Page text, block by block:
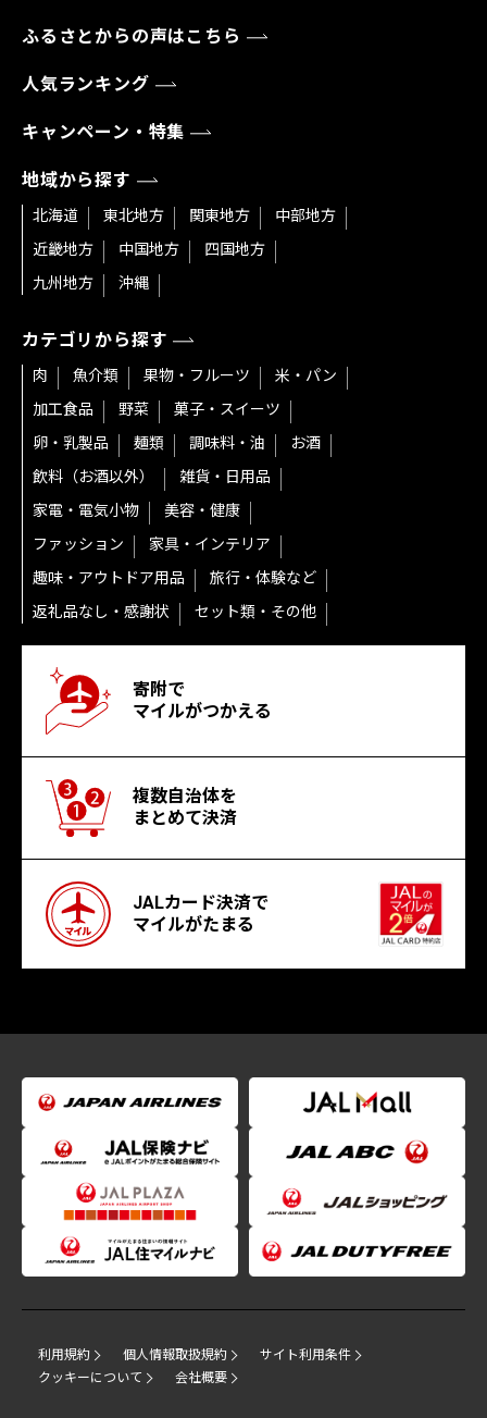
ふるさとからの声はこちら
人気ランキング
キャンペーン・特集
地域から探す
北海道 東北地方 関東地方
中部地方
近畿地方
中国地方
四国地方
九州地方
沖縄
カテゴリから探す
肉 魚介類 果物・フルーツ
米・パン
加工食品
野菜
菓子・スイーツ
卵・乳製品
麺類 調味料・油
お酒
飲料（お酒以外）
雑貨・日用品
家電・電気小物
美容・健康
ファッション
家具・インテリア
趣味・アウトドア用品
旅行・体験など
返礼品なし・感謝状
セット類・その他
寄附で
マイルがつかえる
複数自治体を
まとめて決済
JALカード決済で
マイルがたまる
利用規約 個人情報取扱規約
サイト利用条件
クッキーについて
会社概要